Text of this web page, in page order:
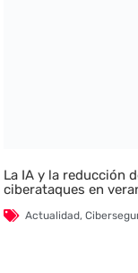
La IA y la reducción
ciberataques en
Actualidad,